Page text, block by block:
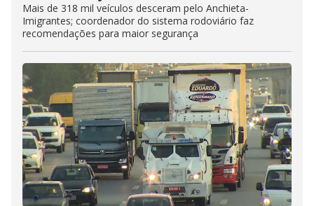
Mais de 318 mil veículos desceram pelo Anchieta-
Imigrantes; coordenador do sistema rodoviário faz
recomendações para maior segurança